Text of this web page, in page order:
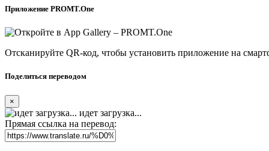
Приложение PROMT.One
Отсканируйте QR-код, чтобы установить приложение на
Поделиться переводом
×
идет загрузка...
Прямая ссылка на перевод: